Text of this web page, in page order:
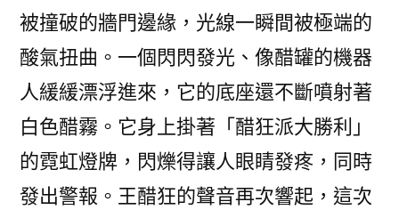
被撞破的牆門邊緣，光線一瞬間被極端的
酸氣扭曲。一個閃閃發光、像醋罐的機器
人緩緩漂浮進來，它的底座還不斷噴射著
白色醋霧。它身上掛著「醋狂派大勝利」
的霓虹燈牌，閃爍得讓人眼睛發疼，同時
發出警報。王醋狂的聲音再次響起，這次